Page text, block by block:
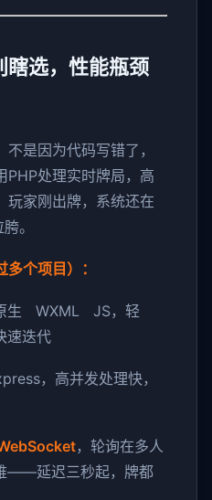
瞎选，性能瓶颈
是因为代码写错了，
PHP处理实时牌局，高
玩家刚出牌，系统还在
。
个项目）：
生 WXML JS，轻
速迭代
，高并发处理快，
，轮询在多人
——延迟三秒起，牌都